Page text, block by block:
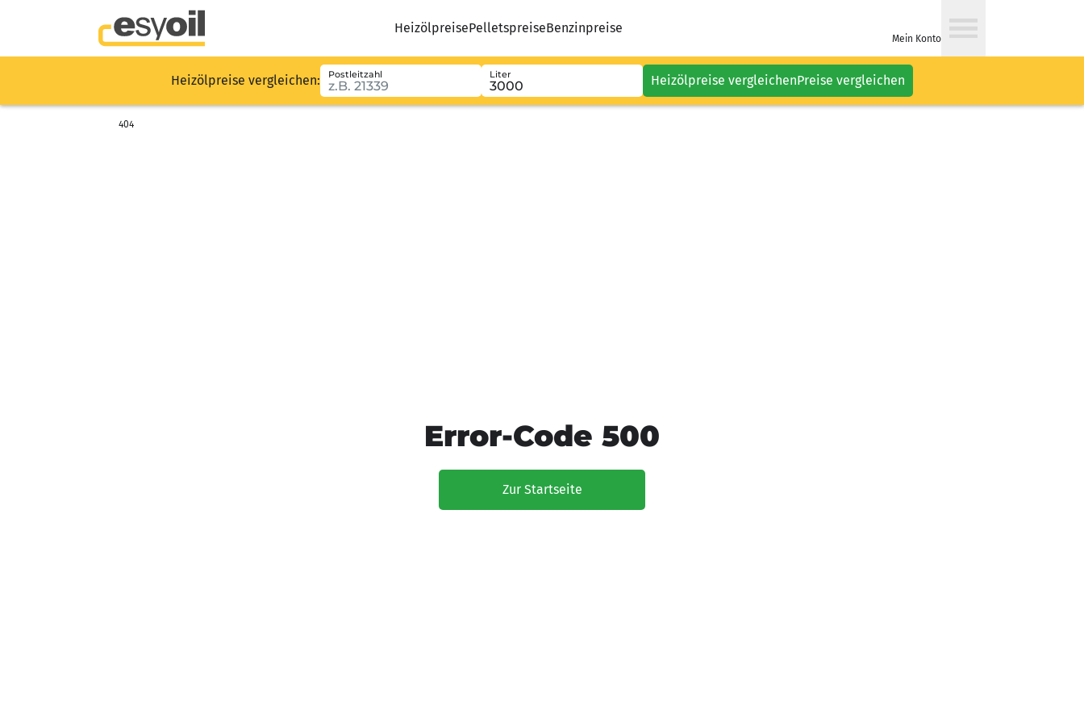
HeizölpreisePelletspreiseBenzinpreise
Mein Konto
Heizölpreise vergleichen: Postleitzahl Liter Heizölpreise vergleichenPreise vergleichen
404
Error-Code 500
Zur Startseite